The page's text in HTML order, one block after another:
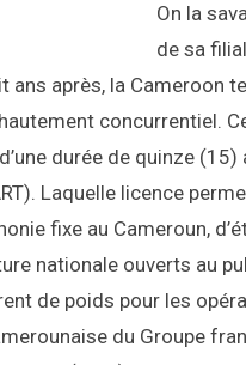
On la
de sa
ans après, la
concurrentiel.
durée de quinze
Laquelle licence
fixe au Cameroun,
nationale ouverts au
de poids pour les
du Groupe